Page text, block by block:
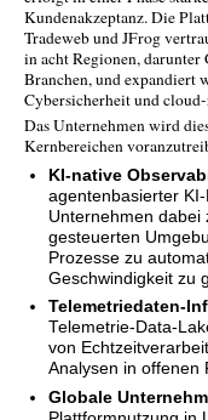
Kundenakzeptanz. Die
Tradeweb und JFrog
in acht Regionen,
Branchen, und expandiert
Cybersicherheit und
Das Unternehmen wird
Kernbereichen
KI-native
agentenbasierter
Unternehmen dabei
gesteuerten
Prozesse zu
Geschwindigkeit zu
Telemetriedaten-
Telemetrie-Data-
von
Analysen in offenen
Globale